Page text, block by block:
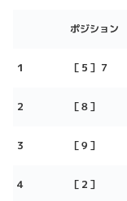
ポジション
１ ［５］７
２ ［８］
３ ［９］
４ ［２］